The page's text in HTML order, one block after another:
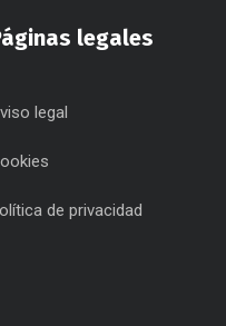
legales
legal
de privacidad